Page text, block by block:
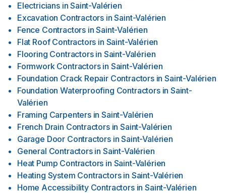
Electricians in Saint-Valérien
Excavation Contractors in Saint-Valérien
Fence Contractors in Saint-Valérien
Flat Roof Contractors in Saint-Valérien
Flooring Contractors in Saint-Valérien
Formwork Contractors in Saint-Valérien
Foundation Crack Repair Contractors in Saint-Valérien
Foundation Waterproofing Contractors in Saint-
Valérien
Framing Carpenters in Saint-Valérien
French Drain Contractors in Saint-Valérien
Garage Door Contractors in Saint-Valérien
General Contractors in Saint-Valérien
Heat Pump Contractors in Saint-Valérien
Heating System Contractors in Saint-Valérien
Home Accessibility Contractors in Saint-Valérien